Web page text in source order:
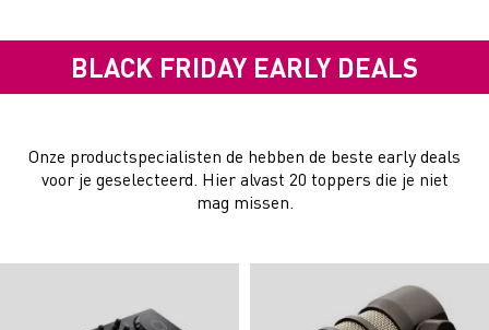
BLACK FRIDAY EARLY DEALS
Onze productspecialisten de hebben de beste early deals
voor je geselecteerd. Hier alvast 20 toppers die je niet
mag missen.